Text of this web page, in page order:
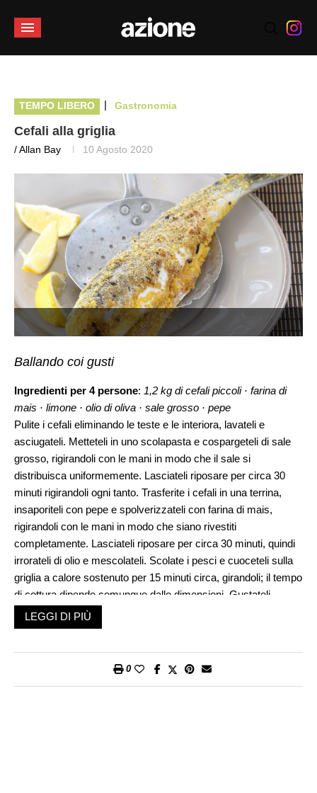
TEMPO LIBERO | Gastronomia
Cefali alla griglia
/ Allan Bay 10 Agosto 2020
Ballando coi gusti
Ingredienti per 4 persone: 1,2 kg di cefali piccoli · farina di
mais · limone · olio di oliva · sale grosso · pepe
Pulite i cefali eliminando le teste e le interiora, lavateli e
asciugateli. Metteteli in uno scolapasta e cospargeteli di sale
grosso, rigirandoli con le mani in modo che il sale si
distribuisca uniformemente. Lasciateli riposare per circa 30
minuti rigirandoli ogni tanto. Trasferite i cefali in una terrina,
insaporiteli con pepe e spolverizzateli con farina di mais,
rigirandoli con le mani in modo che siano rivestiti
completamente. Lasciateli riposare per circa 30 minuti, quindi
irrorateli di olio e mescolateli. Scolate i pesci e cuoceteli sulla
griglia a calore sostenuto per 15 minuti circa, girandoli; il tempo
di cottura dipende comunque dalle dimensioni. Gustateli
spruzzandoli con limone.
LEGGI DI PIÙ
0